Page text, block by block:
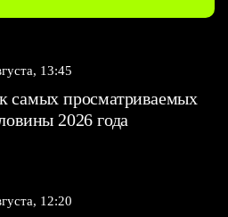
13:45
самых просматриваемых
2026 года
12:20